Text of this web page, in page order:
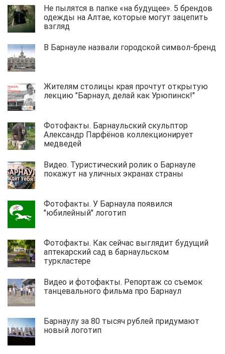
Не пылятся в папке «на будущее». 5 брендов
одежды на Алтае, которые могут зацепить
взгляд
В Барнауле назвали городской символ-бренд
Жителям столицы края прочтут открытую
лекцию "Барнаул, делай как Урюпинск!"
Фотофакты. Барнаульский скульптор
Александр Парфёнов коллекционирует
медведей
Видео. Туристический ролик о Барнауле
покажут на уличных экранах страны
Фотофакты. У Барнаула появился
"юбилейный" логотип
Фотофакты. Как сейчас выглядит будущий
аптекарский сад в барнаульском
туркластере
Видео и фотофакты. Репортаж со съемок
танцевального фильма про Барнаул
Барнаулу за 80 тысяч рублей придумают
новый логотип